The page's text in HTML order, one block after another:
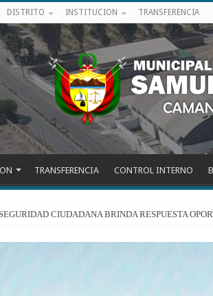
DISTRITO INSTITUCION TRANSFERENCIA
TRANSFERENCIA CONTROL INTERNO
CIUDADANA BRINDA RESPUESTA